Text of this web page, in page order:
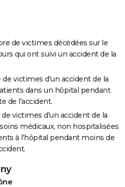
de victimes décédées sur le
qui ont suivi un accident de la
victimes d'un accident de la
dans un hôpital pendant
de l'accident.
victimes d'un accident de la
médicaux, non hospitalisées
à l'hôpital pendant moins de